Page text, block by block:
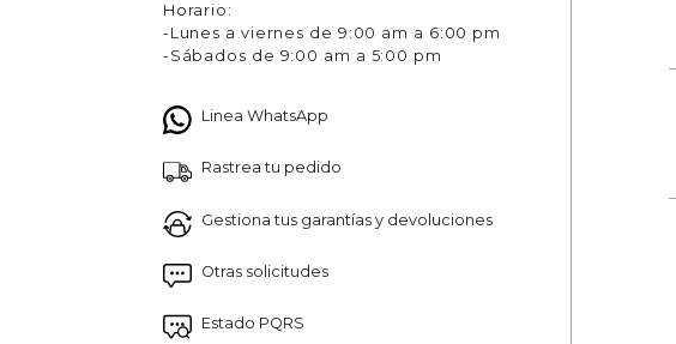
Horario:
-Lunes a viernes de 9:00 am a 6:00 pm
-Sábados de 9:00 am a 5:00 pm
Linea WhatsApp
Rastrea tu pedido
Gestiona tus garantías y devoluciones
Otras solicitudes
Estado PQRS